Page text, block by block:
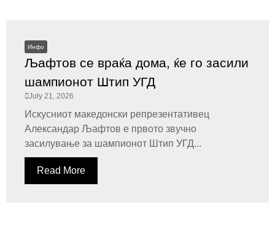
Инфо
Љафтов се враќа дома, ќе го засили
шампионот Штип УГД
July 21, 2026
Искусниот македонски репрезентативец
Александар Љафтов е првото звучно
засилување за шампионот Штип УГД...
Read More